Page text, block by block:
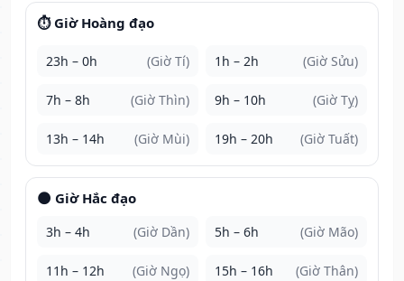
⏱️ Giờ Hoàng đạo
23h – 0h (Giờ Tí) 1h – 2h (Giờ Sửu)
7h – 8h (Giờ Thìn) 9h – 10h (Giờ Tỵ)
13h – 14h (Giờ Mùi) 19h – 20h (Giờ Tuất)
🌑 Giờ Hắc đạo
3h – 4h (Giờ Dần) 5h – 6h (Giờ Mão)
11h – 12h (Giờ Ngọ) 15h – 16h (Giờ Thân)